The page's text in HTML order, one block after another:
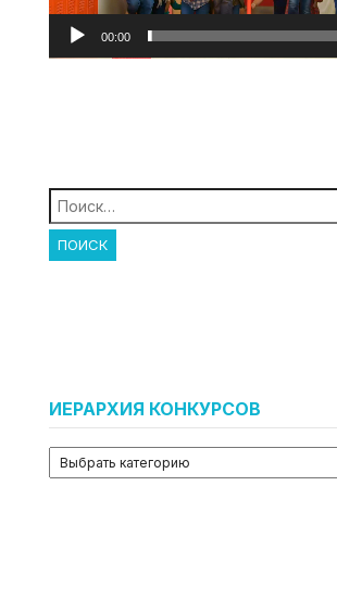
00:00
Найти:
ИЕРАРХИЯ КОНКУРСОВ